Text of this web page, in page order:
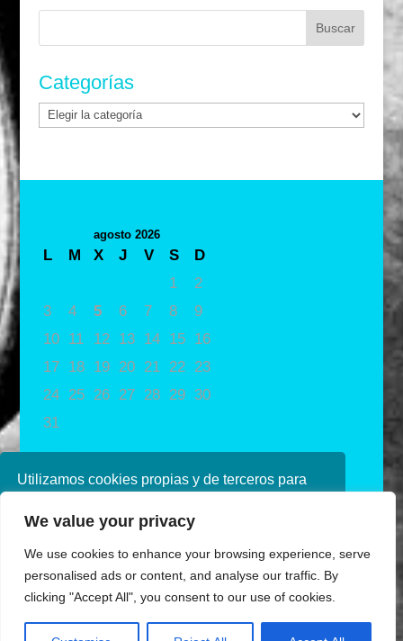
Utilizamos cookies propias y de terceros para
navegando, consideramos que acepta su uso.
política de cookies consulte nuestra
Política de
privacidad
We value your privacy
We use cookies to enhance your browsing experience, serve
personalised ads or content, and analyse our traffic. By
clicking "Accept All", you consent to our use of cookies.
Categorías
Categorías
agosto 2026
L M X J V S
D
1
2
3
4 5 6 7 8
9
10
11 12 13 14 15
16
17
18 19 20 21 22
23
24
25 26 27 28 29 30
31
« May